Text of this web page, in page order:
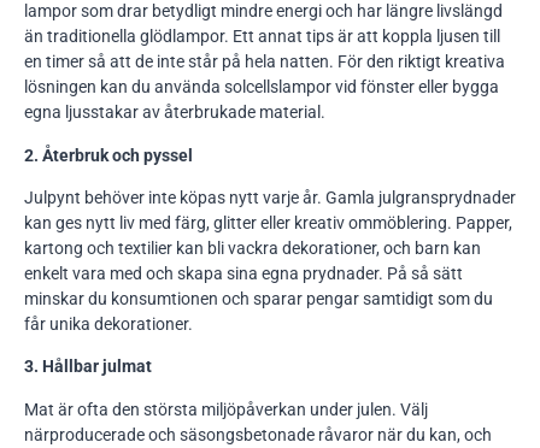
lampor som drar betydligt mindre energi och har längre livslängd
än traditionella glödlampor. Ett annat tips är att koppla ljusen till
en timer så att de inte står på hela natten. För den riktigt kreativa
lösningen kan du använda solcellslampor vid fönster eller bygga
egna ljusstakar av återbrukade material.
2. Återbruk och pyssel
Julpynt behöver inte köpas nytt varje år. Gamla julgransprydnader
kan ges nytt liv med färg, glitter eller kreativ ommöblering. Papper,
kartong och textilier kan bli vackra dekorationer, och barn kan
enkelt vara med och skapa sina egna prydnader. På så sätt
minskar du konsumtionen och sparar pengar samtidigt som du
får unika dekorationer.
3. Hållbar julmat
Mat är ofta den största miljöpåverkan under julen. Välj
närproducerade och säsongsbetonade råvaror när du kan, och